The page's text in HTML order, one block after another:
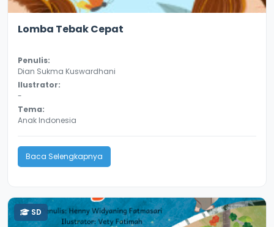
Lomba Tebak Cepat
Penulis:
Dian Sukma Kuswardhani
Ilustrator:
-
Tema:
Anak Indonesia
Baca Selengkapnya
SD